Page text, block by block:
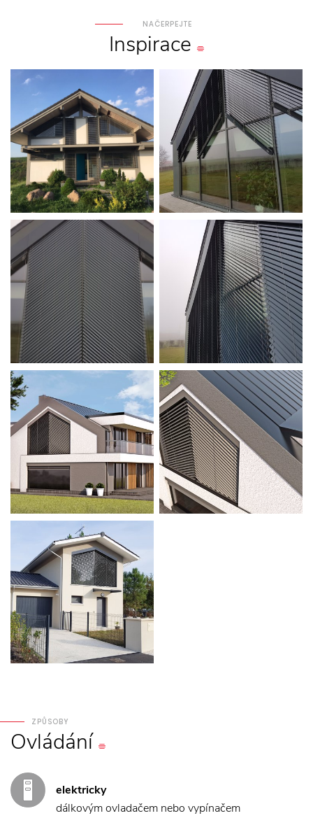
NAČERPEJTE
Inspirace
ZPŮSOBY
Ovládání
elektricky
dálkovým ovladačem nebo vypínačem